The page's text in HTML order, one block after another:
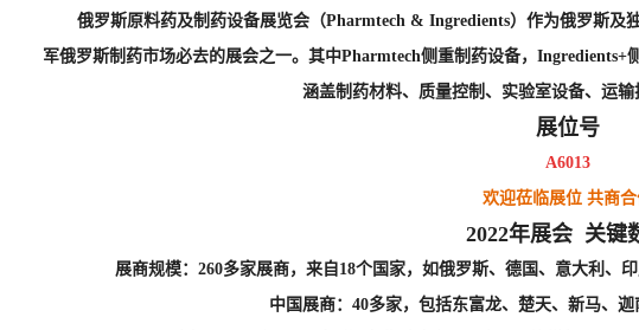
俄罗斯原料药及制药设备展览会（Pharmtech & Ingredients）作为俄罗斯及
军俄罗斯制药市场必去的展会之一。其中Pharmtech侧重制药设备，Ingredients+
涵盖制药材料、质量控制、实验室设备、运输
展位号
A6013
欢迎莅临展位 共商合
2022年展会 关键
展商规模：260多家展商，来自18个国家，如俄罗斯、德国、意大利、
中国展商：40多家，包括东富龙、楚天、新马、迦